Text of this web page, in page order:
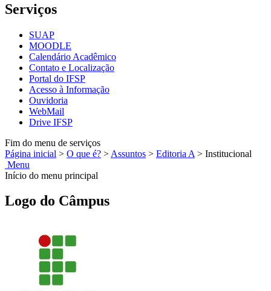
Serviços
SUAP
MOODLE
Calendário Acadêmico
Contato e Localização
Portal do IFSP
Acesso à Informação
Ouvidoria
WebMail
Drive IFSP
Fim do menu de serviços
Página inicial > O que é? > Assuntos > Editoria A > Institucional
Menu
Início do menu principal
Logo do Câmpus